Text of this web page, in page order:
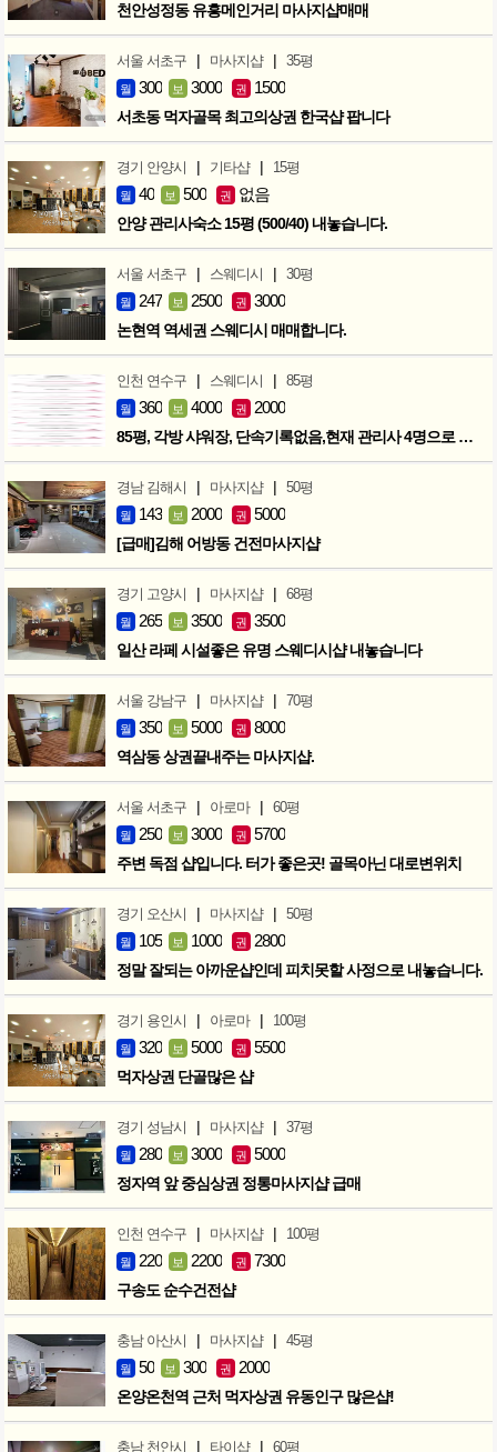
천안성정동 유흥메인거리 마사지샵매매
서울 서초구 | 마사지샵 | 35평
월 300 보 3000 권 1500
서초동 먹자골목 최고의상권 한국샵 팝니다
경기 안양시 | 기타샵 | 15평
월 40 보 500 권 없음
안양 관리사숙소 15평 (500/40) 내놓습니다.
서울 서초구 | 스웨디시 | 30평
월 247 보 2500 권 3000
논현역 역세권 스웨디시 매매합니다.
인천 연수구 | 스웨디시 | 85평
월 360 보 4000 권 2000
85평, 각방 샤워장, 단속기록없음,현재 관리사 4명으로 성업중
경남 김해시 | 마사지샵 | 50평
월 143 보 2000 권 5000
[급매]김해 어방동 건전마사지샵
경기 고양시 | 마사지샵 | 68평
월 265 보 3500 권 3500
일산 라페 시설좋은 유명 스웨디시샵 내놓습니다
서울 강남구 | 마사지샵 | 70평
월 350 보 5000 권 8000
역삼동 상권끝내주는 마사지샵.
서울 서초구 | 아로마 | 60평
월 250 보 3000 권 5700
주변 독점 샵입니다. 터가 좋은곳! 골목아닌 대로변위치
경기 오산시 | 마사지샵 | 50평
월 105 보 1000 권 2800
정말 잘되는 아까운샵인데 피치못할 사정으로 내놓습니다.
경기 용인시 | 아로마 | 100평
월 320 보 5000 권 5500
먹자상권 단골많은 샵
경기 성남시 | 마사지샵 | 37평
월 280 보 3000 권 5000
정자역 앞 중심상권 정통마사지샵 급매
인천 연수구 | 마사지샵 | 100평
월 220 보 2200 권 7300
구송도 순수건전샵
충남 아산시 | 마사지샵 | 45평
월 50 보 300 권 2000
온양온천역 근처 먹자상권 유동인구 많은샵!
충남 천안시 | 타이샵 | 60평